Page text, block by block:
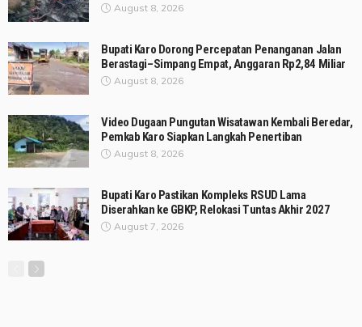
August 8, 2026
Bupati Karo Dorong Percepatan Penanganan Jalan
Berastagi–Simpang Empat, Anggaran Rp2,84 Miliar
August 8, 2026
Video Dugaan Pungutan Wisatawan Kembali Beredar,
Pemkab Karo Siapkan Langkah Penertiban
August 8, 2026
Bupati Karo Pastikan Kompleks RSUD Lama
Diserahkan ke GBKP, Relokasi Tuntas Akhir 2027
August 7, 2026